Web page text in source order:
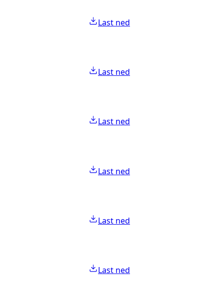
Last ned
Last ned
Last ned
Last ned
Last ned
Last ned